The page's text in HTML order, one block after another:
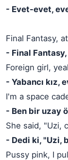
- Evet-evet,
Final Fantasy,
- Final
Foreign girl,
- Yabancı kız,
I'm a space
- Ben bir uzay
She said, "Uzi,
- Dedi ki, "Uzi,
Pussy pink, I